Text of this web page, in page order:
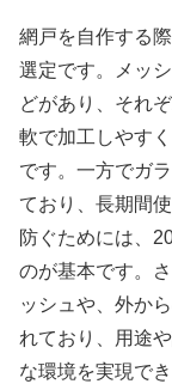
網戸を自作する
選定です。メッ
どがあり、それ
軟で加工しやす
です。一方でガ
ており、長期間
防ぐためには、
のが基本です。
ッシュや、外か
れており、用途
な環境を実現で